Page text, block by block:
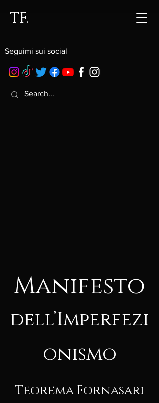
TF.
Seguimi sui social
Manifesto
dell’Imperfezi
onismo
Teorema Fornasari